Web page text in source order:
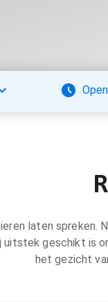
laten spreken.
uitstek geschikt is
het gezicht